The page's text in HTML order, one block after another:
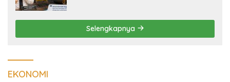
Selengkapnya
EKONOMI